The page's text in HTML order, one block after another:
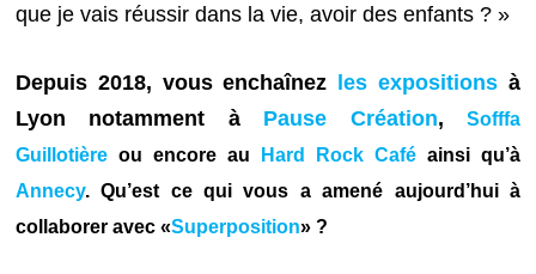
que je vais réussir dans la vie, avoir des enfants ? »
Depuis 2018, vous enchaînez les expositions à
Lyon notamment àPause Création,Sofffa
Guillotière ou encore au Hard Rock Café ainsi qu’à
Annecy. Qu’est ce qui vous a amené aujourd’hui à
collaborer avec «Superposition» ?